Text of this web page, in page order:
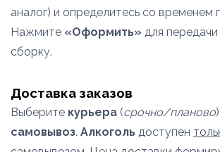
аналог) и определитесь со временем
Нажмите «Оформить» для передачи
сборку.
Доставка заказов
Выберите курьера (срочно/планово
самовывоз. Алкоголь доступен